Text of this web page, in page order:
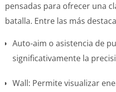
pensadas para ofrecer una
batalla. Entre las más
Auto-aim o asistencia de
significativamente la
Wall: Permite visualizar